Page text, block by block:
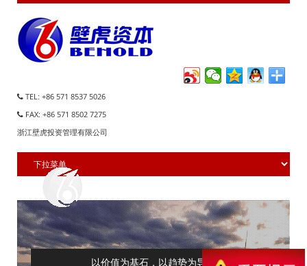
TEL: +86 571 8537 5026
FAX: +86 571 8502 7275
浙江壁虎投资管理有限公司
以价值为基石，以趋势为导向